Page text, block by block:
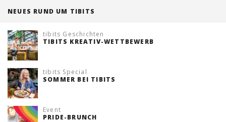
Login
Schweiz (DE)
NEUES RUND UM TIBITS
tibits Geschichten
TIBITS KREATIV-WETTBEWERB
tibits Special
SOMMER BEI TIBITS
Event
PRIDE-BRUNCH